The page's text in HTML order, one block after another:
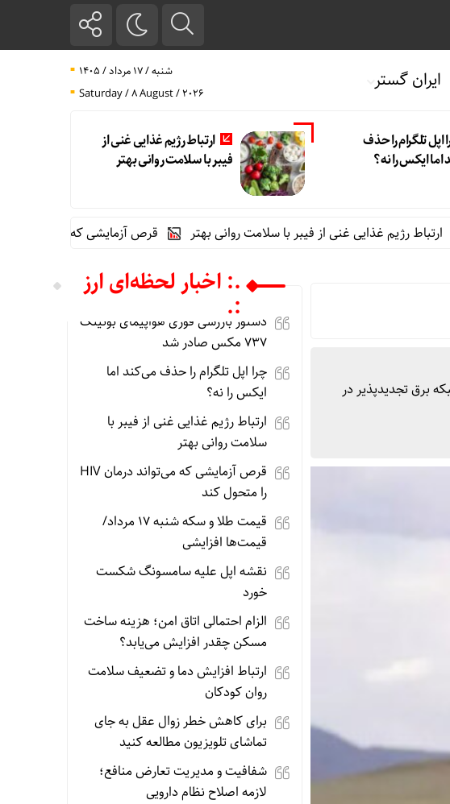
ایران گستر
شنبه / ۱۷ مرداد / ۱۴۰۵
Saturday / 8 August / 2026
اپل تلگرام را حذف
ایکس را نه؟
ارتباط رژیم غذایی غنی از
فیبر با سلامت روانی بهتر
غذایی غنی از فیبر با سلامت روانی بهتر
قرص آزمایشی که می‌تواند درمان HIV را متحول کند
برق تجدیدپذیر در
.: اخبار لحظه‌ای ارز
:.
دستور بازرسی فوری هواپیمای بوئینگ
۷۳۷ مکس صادر شد
چرا اپل تلگرام را حذف می‌کند اما
ایکس را نه؟
ارتباط رژیم غذایی غنی از فیبر با
سلامت روانی بهتر
قرص آزمایشی که می‌تواند درمان HIV
را متحول کند
قیمت طلا و سکه شنبه 17 مرداد/
قیمت‌ها افزایشی
نقشه اپل علیه سامسونگ شکست
خورد
الزام احتمالی اتاق امن؛ هزینه ساخت
مسکن چقدر افزایش می‌یابد؟
ارتباط افزایش دما و تضعیف سلامت
روان کودکان
برای کاهش خطر زوال عقل به جای
تماشای تلویزیون مطالعه کنید
شفافیت و مدیریت تعارض منافع؛
لازمه اصلاح نظام دارویی